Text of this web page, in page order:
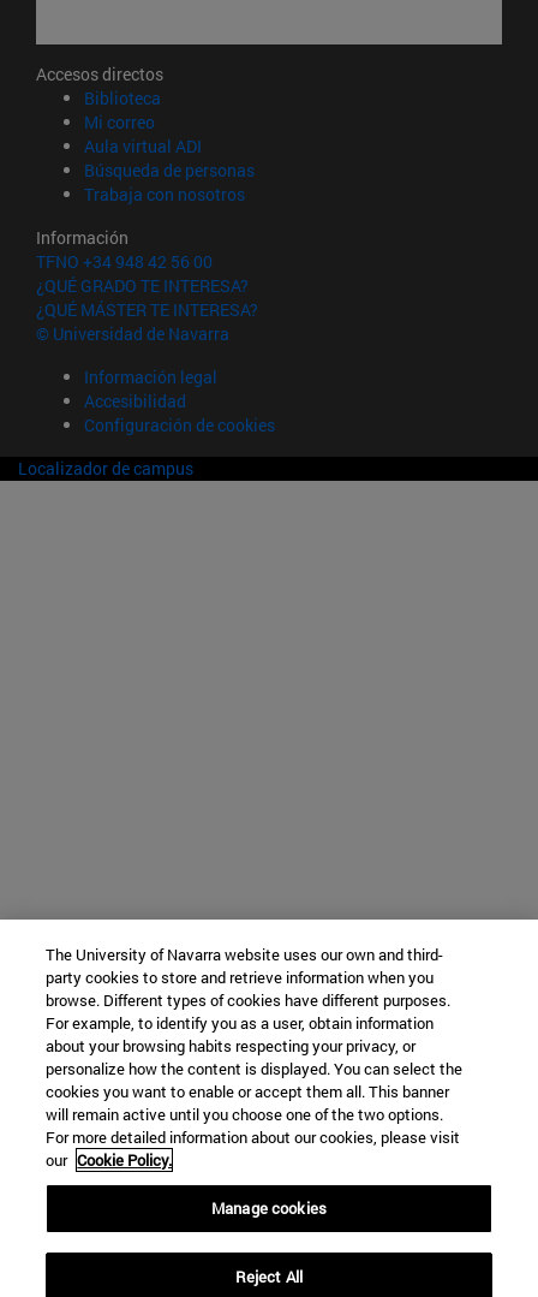
Accesos directos
Biblioteca
Mi correo
Aula virtual ADI
Búsqueda de personas(abre en nueva ventana)
Trabaja con nosotros(abre en nueva ventana)
Información
TFNO +34 948 42 56 00
¿QUÉ GRADO TE INTERESA?
¿QUÉ MÁSTER TE INTERESA?
© Universidad de Navarra
Información legal
Accesibilidad
Configuración de cookies
Localizador de campus
The University of Navarra website uses our own and third-
party cookies to store and retrieve information when you
browse. Different types of cookies have different purposes.
For example, to identify you as a user, obtain information
about your browsing habits respecting your privacy, or
personalize how the content is displayed. You can select the
cookies you want to enable or accept them all. This banner
will remain active until you choose one of the two options.
For more detailed information about our cookies, please visit
our Cookie Policy.
Manage cookies
Reject All